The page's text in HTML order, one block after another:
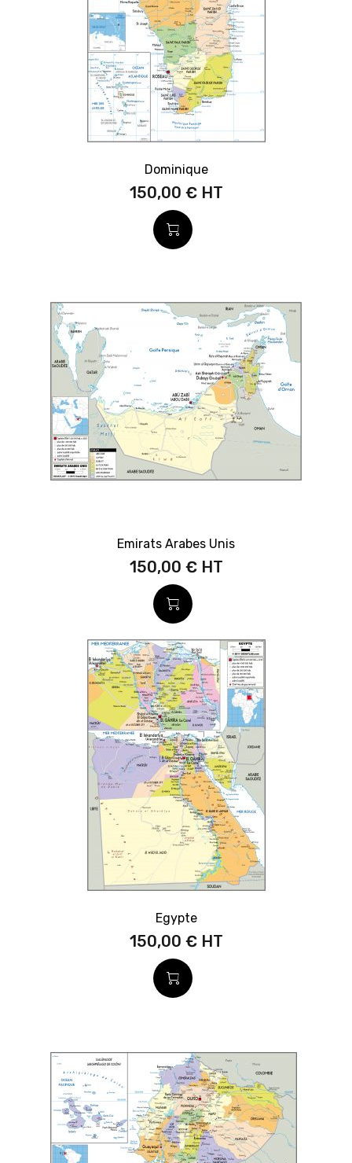
Dominique
150,00 €
Emirats Arabes Unis
150,00 €
Egypte
150,00 €